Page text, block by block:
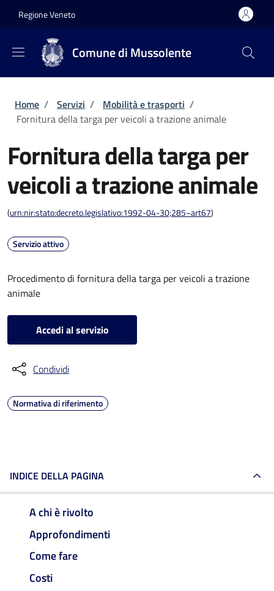
Regione Veneto
Comune di Mussolente
Briciole di pane
Home / Servizi / Mobilità e trasporti /
Fornitura della targa per veicoli a trazione animale
Fornitura della targa per
veicoli a trazione animale
(urn:nir:stato:decreto.legislativo:1992-04-30;285~art67)
Servizio attivo
Procedimento di fornitura della targa per veicoli a trazione
animale
Accedi al servizio
Condividi
Normativa di riferimento
INDICE DELLA PAGINA
A chi è rivolto
Approfondimenti
Come fare
Costi